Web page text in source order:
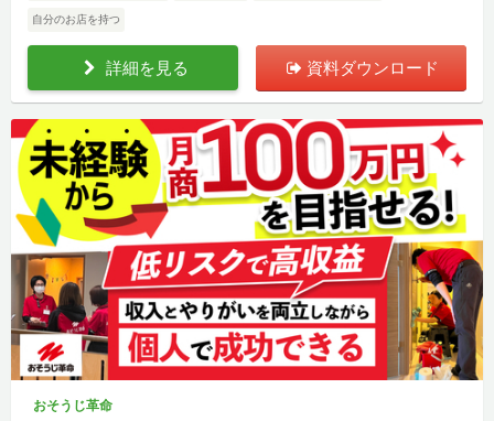
自分のお店を持つ
詳細を見る 資料ダウンロード
おそうじ革命